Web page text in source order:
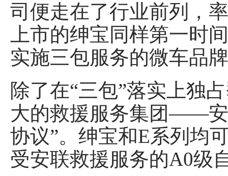
司便走在了行业前列，
上市的绅宝同样第一时
实施三包服务的微车品
除了在“三包”落实上独
大的救援服务集团——安
协议”。绅宝和E系列均
受安联救援服务的A0级